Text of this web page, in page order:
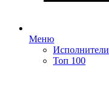
Меню
Исполнители
Топ 100